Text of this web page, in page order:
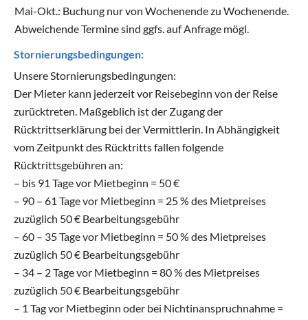
Mai-Okt.: Buchung nur von Wochenende zu Wochenende.
Abweichende Termine sind ggfs. auf Anfrage mögl.
Stornierungsbedingungen:
Unsere Stornierungsbedingungen:
Der Mieter kann jederzeit vor Reisebeginn von der Reise
zurücktreten. Maßgeblich ist der Zugang der
Rücktrittserklärung bei der Vermittlerin. In Abhängigkeit
vom Zeitpunkt des Rücktritts fallen folgende
Rücktrittsgebühren an:
– bis 91 Tage vor Mietbeginn = 50 €
– 90 – 61 Tage vor Mietbeginn = 25 % des Mietpreises
zuzüglich 50 € Bearbeitungsgebühr
– 60 – 35 Tage vor Mietbeginn = 50 % des Mietpreises
zuzüglich 50 € Bearbeitungsgebühr
– 34 – 2 Tage vor Mietbeginn = 80 % des Mietpreises
zuzüglich 50 € Bearbeitungsgebühr
– 1 Tag vor Mietbeginn oder bei Nichtinanspruchnahme =